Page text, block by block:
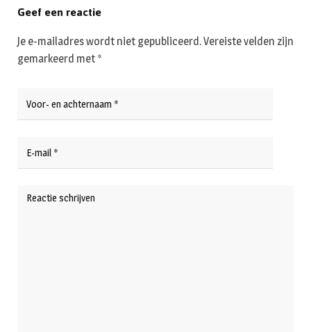
Geef een reactie
Je e-mailadres wordt niet gepubliceerd.Vereiste velden zijn
gemarkeerd met *